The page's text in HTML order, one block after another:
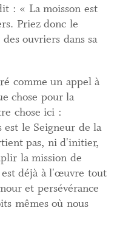
: « La moisson est
Priez donc le
ouvriers dans sa
comme un appel à
chose pour la
chose ici :
est le Seigneur de la
pas, ni d'initier,
la mission de
déjà à l'œuvre tout
et persévérance
mêmes où nous